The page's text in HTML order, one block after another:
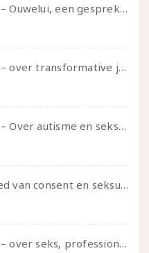
Ongehoord – Aflevering 37 – Ouwelui, een gesprek met non over seksualiteit, transitie en ageism
Ongehoord – Aflevering 36 – over transformative justice – in gesprek met Ella en carson
Ongehoord – Aflevering 32 – Over autisme en seksualiteit – in gesprek met Roos Reijbroek
Ondersteuning op het gebied van consent en seksualiteit
Ongehoord – Aflevering 31 – over seks, professioneel en persoonlijk, een gesprek met Marije